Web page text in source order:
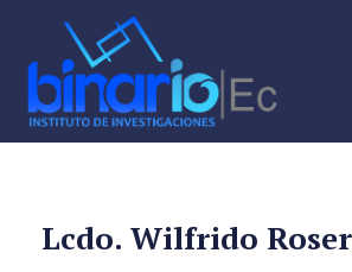
Lcdo. Wilfrido